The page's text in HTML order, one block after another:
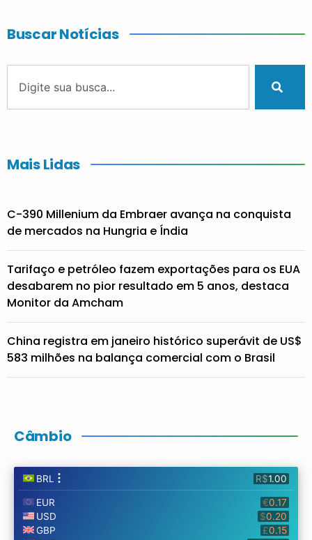
Buscar Notícias
Mais Lidas
C-390 Millenium da Embraer avança na conquista
de mercados na Hungria e Índia
Tarifaço e petróleo fazem exportações para os EUA
desabarem no pior resultado em 5 anos, destaca
Monitor da Amcham
China registra em janeiro histórico superávit de US$
583 milhões na balança comercial com o Brasil
Câmbio